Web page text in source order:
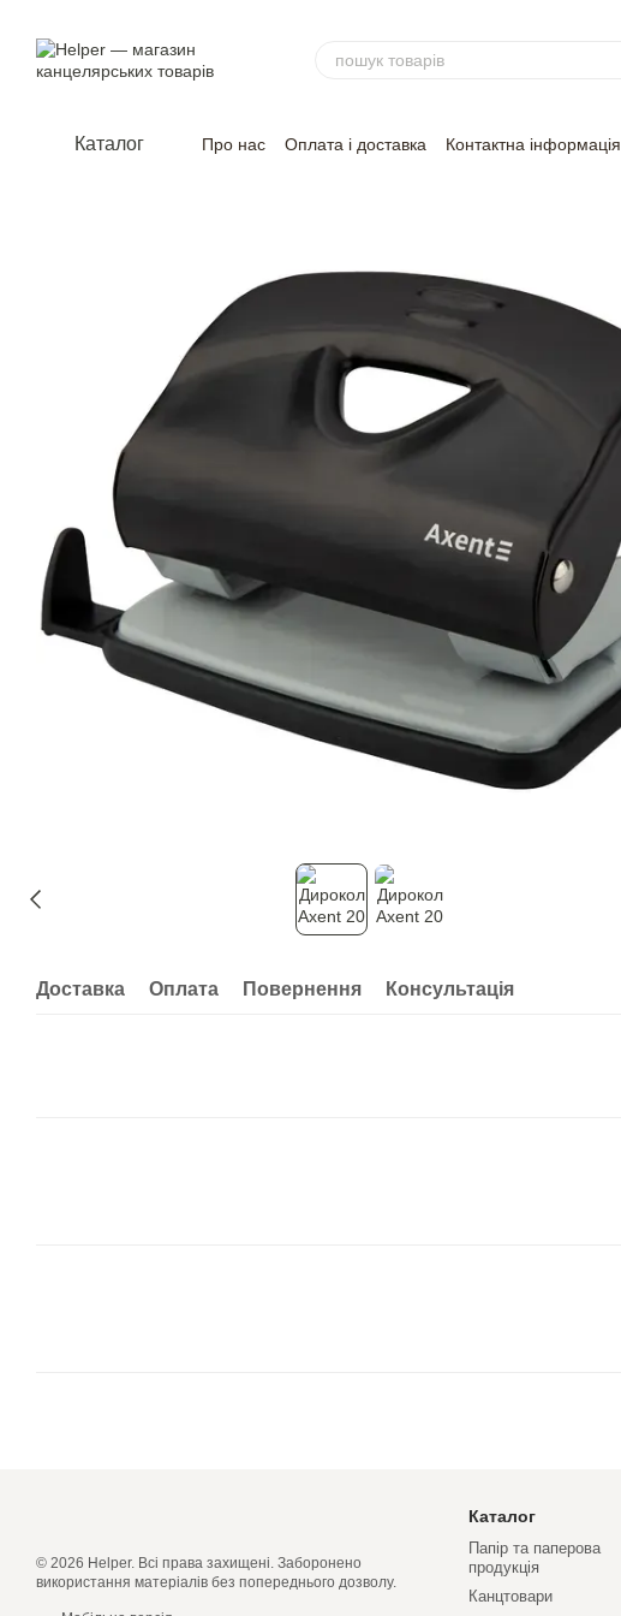
Каталог Про нас Оплата і доставка Контактна інформація
Доставка Оплата Повернення Консультація
© 2026 Helper. Всі права захищені. Заборонено
використання матеріалів без попереднього дозволу.
Каталог
Папір та паперова
продукція
Канцтовари